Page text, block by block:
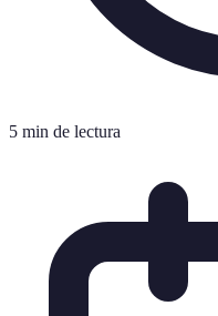
5 min de lectura